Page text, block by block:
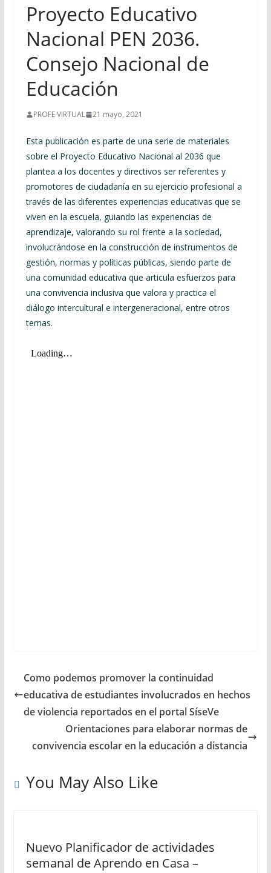
Proyecto Educativo
Nacional PEN 2036.
Consejo Nacional de
Educación
PROFE VIRTUAL 21 mayo, 2021
Esta publicación es parte de una serie de materiales
sobre el Proyecto Educativo Nacional al 2036 que
plantea a los docentes y directivos ser referentes y
promotores de ciudadanía en su ejercicio profesional a
través de las diferentes experiencias educativas que se
viven en la escuela, guiando las experiencias de
aprendizaje, valorando su rol frente a la sociedad,
involucrándose en la construcción de instrumentos de
gestión, normas y políticas públicas, siendo parte de
una comunidad educativa que articula esfuerzos para
una convivencia inclusiva que valora y practica el
diálogo intercultural e intergeneracional, entre otros
temas.
Como podemos promover la continuidad
educativa de estudiantes involucrados en hechos
de violencia reportados en el portal SíseVe
Orientaciones para elaborar normas de
convivencia escolar en la educación a distancia
You May Also Like
Nuevo Planificador de actividades
semanal de Aprendo en Casa –